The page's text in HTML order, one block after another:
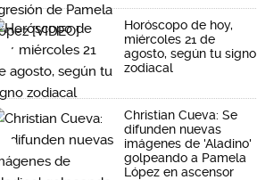
Horóscopo de hoy,
miércoles 21 de
agosto, según tu signo
zodiacal
Christian Cueva: Se
difunden nuevas
imágenes de 'Aladino'
golpeando a Pamela
López en ascensor